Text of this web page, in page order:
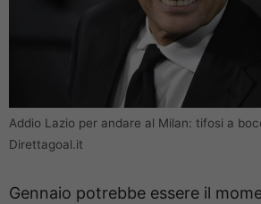
Addio Lazio per andare al Milan: tifosi a
Direttagoal.it
Gennaio potrebbe essere il